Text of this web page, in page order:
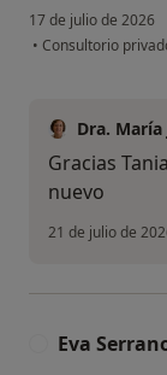
17 de julio de 2026
• Consultorio
Dra. María
Gracias
nuevo
21 de julio de
Eva